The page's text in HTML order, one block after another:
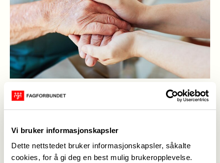
Vi bruker informasjonskapsler
Dette nettstedet bruker informasjonskapsler, såkalte
cookies, for å gi deg en best mulig brukeropplevelse.
Velg språk
Norsk Nynorsk
Sámegiella
English